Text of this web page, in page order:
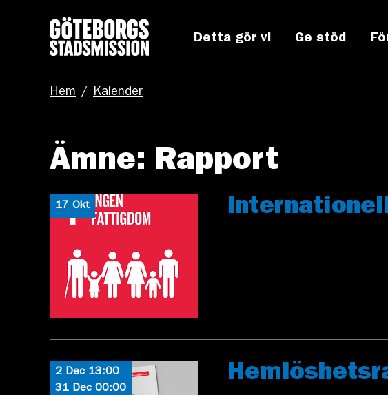
Detta gör vi Ge stöd
Hem / Kalender
Ämne: Rapport
17 Okt
2 Dec 13:00
31 Dec 00:00